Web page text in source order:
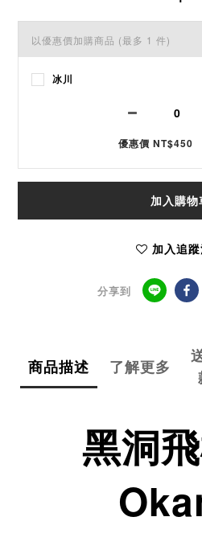
以優惠價加購商品 (最多 1 件)
冰川
優惠價 NT$450
加入購物
加入追
分享到
商品描述 了解更多
黑洞